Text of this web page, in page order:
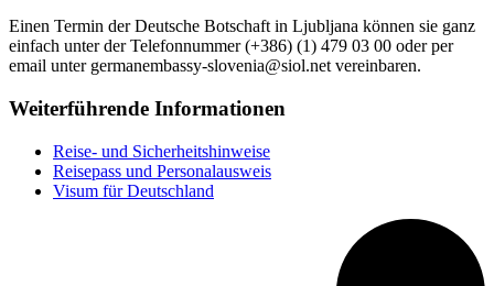
Einen Termin der Deutsche Botschaft in Ljubljana können sie ganz
einfach unter der Telefonnummer (+386) (1) 479 03 00 oder per
email unter germanembassy-slovenia@siol.net vereinbaren.
Weiterführende Informationen
Reise- und Sicherheitshinweise
Reisepass und Personalausweis
Visum für Deutschland